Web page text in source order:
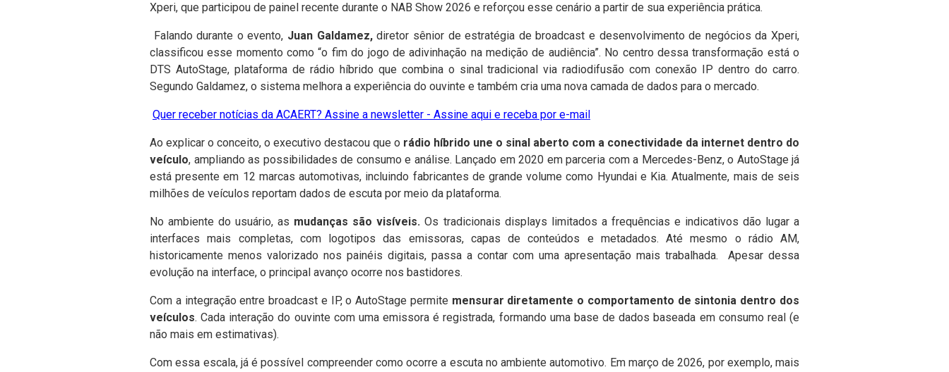
Xperi, que participou de painel recente durante o NAB Show 2026 e reforçou esse cenário a partir de sua experiência prática.
Falando durante o evento, Juan Galdamez,diretor sênior de estratégia de broadcast e desenvolvimento de negócios da Xperi,
classificou esse momento como “o fim do jogo de adivinhação na medição de audiência”. No centro dessa transformação está o
DTS AutoStage, plataforma de rádio híbrido que combina o sinal tradicional via radiodifusão com conexão IP dentro do carro.
Segundo Galdamez, o sistema melhora a experiência do ouvinte e também cria uma nova camada de dados para o mercado.
Quer receber notícias da ACAERT? Assine a newsletter - Assine aqui e receba por e-mail
Ao explicar o conceito, o executivo destacou que o rádio híbrido une o sinal aberto com a conectividade da internet dentro do
veículo, ampliando as possibilidades de consumo e análise. Lançado em 2020 em parceria com a Mercedes-Benz, o AutoStage já
está presente em 12 marcas automotivas, incluindo fabricantes de grande volume como Hyundai e Kia. Atualmente, mais de seis
milhões de veículos reportam dados de escuta por meio da plataforma.
No ambiente do usuário, as mudanças são visíveis. Os tradicionais displays limitados a frequências e indicativos dão lugar a
interfaces mais completas, com logotipos das emissoras, capas de conteúdos e metadados. Até mesmo o rádio AM,
historicamente menos valorizado nos painéis digitais, passa a contar com uma apresentação mais trabalhada. Apesar dessa
evolução na interface, o principal avanço ocorre nos bastidores.
Com a integração entre broadcast e IP, o AutoStage permite mensurar diretamente o comportamento de sintonia dentro dos
veículos. Cada interação do ouvinte com uma emissora é registrada, formando uma base de dados baseada em consumo real (e
não mais em estimativas).
Com essa escala, já é possível compreender como ocorre a escuta no ambiente automotivo. Em março de 2026, por exemplo, mais